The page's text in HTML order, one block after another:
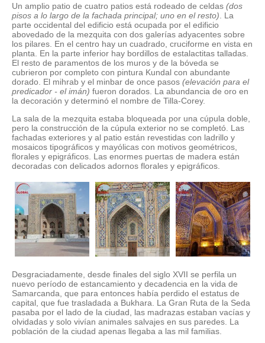
Un amplio patio de cuatro patios está rodeado de celdas (dos
pisos a lo largo de la fachada principal; uno en el resto) . La
parte occidental del edificio está ocupada por el edificio
abovedado de la mezquita con dos galerías adyacentes sobre
los pilares. En el centro hay un cuadrado, cruciforme en vista en
planta. En la parte inferior hay bordillos de estalactitas talladas.
El resto de paramentos de los muros y de la bóveda se
cubrieron por completo con pintura Kundal con abundante
dorado. El mihrab y el minbar de once pasos (elevación para el
predicador - el imán) fueron dorados. La abundancia de oro en
la decoración y determinó el nombre de Tilla-Corey.
La sala de la mezquita estaba bloqueada por una cúpula doble,
pero la construcción de la cúpula exterior no se completó. Las
fachadas exteriores y al patio están revestidas con ladrillo y
mosaicos tipográficos y mayólicas con motivos geométricos,
florales y epigráficos. Las enormes puertas de madera están
decoradas con delicados adornos florales y epigráficos.
Desgraciadamente, desde finales del siglo XVII se perfila un
nuevo período de estancamiento y decadencia en la vida de
Samarcanda, que para entonces había perdido el estatus de
capital, que fue trasladada a Bukhara. La Gran Ruta de la Seda
pasaba por el lado de la ciudad, las madrazas estaban vacías y
olvidadas y solo vivían animales salvajes en sus paredes. La
población de la ciudad apenas llegaba a las mil familias.